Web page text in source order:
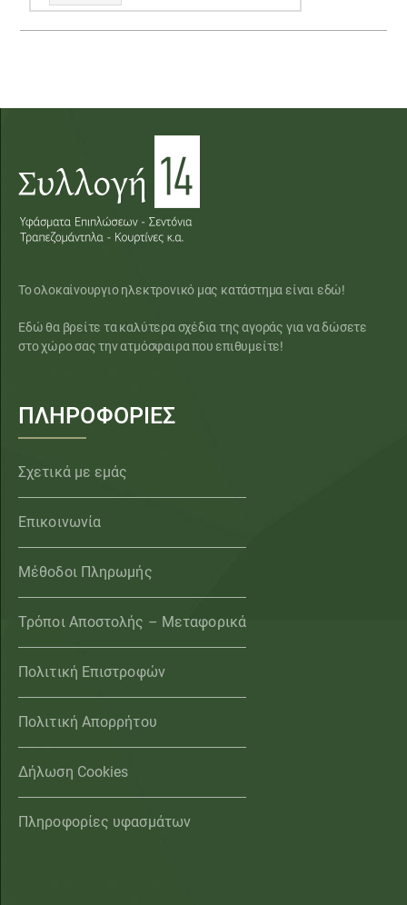
Το ολοκαίνουργιο ηλεκτρονικό μας κατάστημα είναι εδώ!
Εδώ θα βρείτε τα καλύτερα σχέδια της αγοράς για να δώσετε
στο χώρο σας την ατμόσφαιρα που επιθυμείτε!
ΠΛΗΡΟΦΟΡΙΕΣ
Σχετικά με εμάς
Επικοινωνία
Μέθοδοι Πληρωμής
Τρόποι Αποστολής – Μεταφορικά
Πολιτική Επιστροφών
Πολιτική Απορρήτου
Δήλωση Cookies
Πληροφορίες υφασμάτων